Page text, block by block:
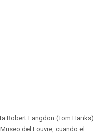
Robert Langdon (Tom Hanks)
del Louvre, cuando el